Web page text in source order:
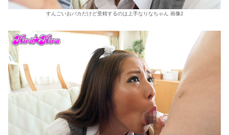
すんごいおバカだけど受精するのは上手なりなちゃん 画像2